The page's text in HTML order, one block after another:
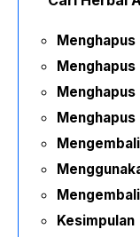
Kesimpulan